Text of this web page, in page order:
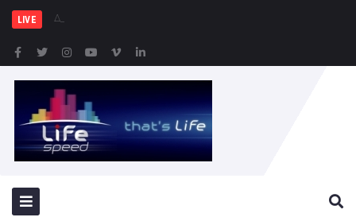
LIVE Δήμος Πειραιά : Συ